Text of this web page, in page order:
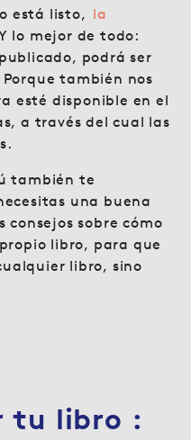
está listo, la
lo mejor de todo:
podrá ser
también nos
esté disponible en el
a través del cual las
también te
una buena
consejos sobre cómo
libro, para que
libro, sino
tu libro :